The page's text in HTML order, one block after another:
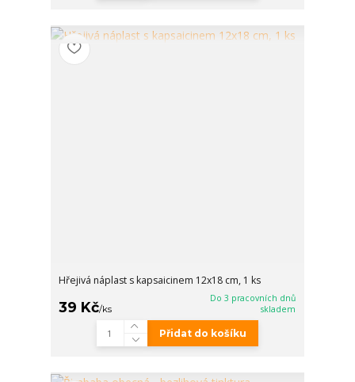
Hřejivá náplast s kapsaicinem 12x18 cm, 1 ks
39 Kč/ks
Do 3 pracovních dnů
skladem
Přidat do košíku